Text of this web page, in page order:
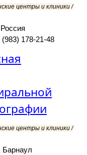
центры и клиники /
178-21-48
центры и клиники /
Барнаул